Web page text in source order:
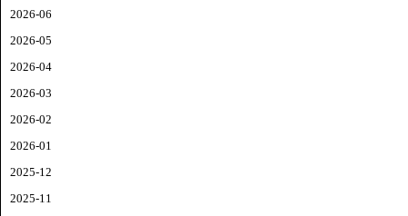
2026-06
2026-05
2026-04
2026-03
2026-02
2026-01
2025-12
2025-11